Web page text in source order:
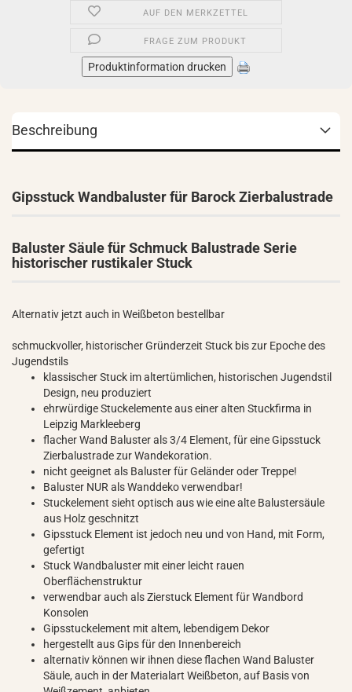
AUF DEN MERKZETTEL
FRAGE ZUM PRODUKT
Produktinformation drucken
Beschreibung
Gipsstuck Wandbaluster für Barock Zierbalustrade
Baluster Säule für Schmuck Balustrade Serie
historischer rustikaler Stuck
Alternativ jetzt auch in Weißbeton bestellbar
schmuckvoller, historischer Gründerzeit Stuck bis zur Epoche des
Jugendstils
klassischer Stuck im altertümlichen, historischen Jugendstil
Design, neu produziert
ehrwürdige Stuckelemente aus einer alten Stuckfirma in
Leipzig Markleeberg
flacher Wand Baluster als 3/4 Element, für eine Gipsstuck
Zierbalustrade zur Wandekoration.
nicht geeignet als Baluster für Geländer oder Treppe!
Baluster NUR als Wanddeko verwendbar!
Stuckelement sieht optisch aus wie eine alte Balustersäule
aus Holz geschnitzt
Gipsstuck Element ist jedoch neu und von Hand, mit Form,
gefertigt
Stuck Wandbaluster mit einer leicht rauen
Oberflächenstruktur
verwendbar auch als Zierstuck Element für Wandbord
Konsolen
Gipsstuckelement mit altem, lebendigem Dekor
hergestellt aus Gips für den Innenbereich
alternativ können wir ihnen diese flachen Wand Baluster
Säule, auch in der Materialart Weißbeton, auf Basis von